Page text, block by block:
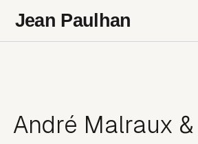
Jean Paulhan
André Malraux